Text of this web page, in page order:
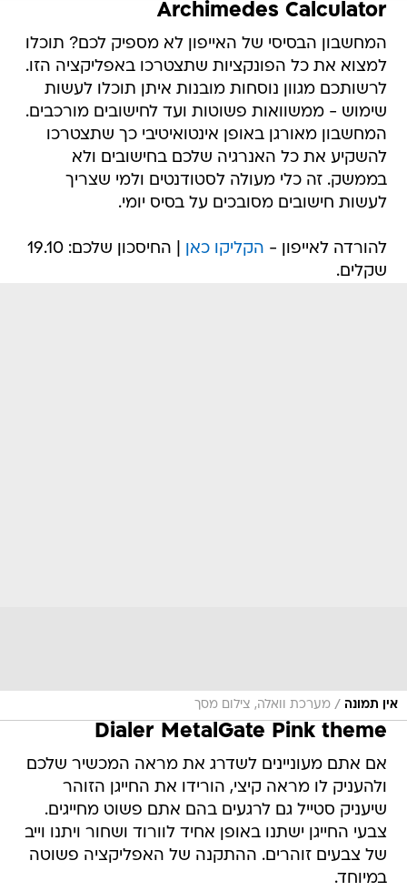
Archimedes Calculator
המחשבון הבסיסי של האייפון לא מספיק לכם? תוכלו
למצוא את כל הפונקציות שתצטרכו באפליקציה הזו.
לרשותכם מגוון נוסחות מובנות איתן תוכלו לעשות
שימוש - ממשוואות פשוטות ועד לחישובים מורכבים.
המחשבון מאורגן באופן אינטואיטיבי כך שתצטרכו
להשקיע את כל האנרגיה שלכם בחישובים ולא
בממשק. זה כלי מעולה לסטודנטים ולמי שצריך
לעשות חישובים מסובכים על בסיס יומי.
להורדה לאייפון - הקליקו כאן
| החיסכון שלכם: 19.10
שקלים.
אין תמונה / מערכת וואלה, צילום מסך
Dialer MetalGate Pink theme
אם אתם מעוניינים לשדרג את מראה המכשיר שלכם
ולהעניק לו מראה קיצי, הורידו את החייגן הזוהר
שיעניק סטייל גם לרגעים בהם אתם פשוט מחייגים.
צבעי החייגן ישתנו באופן אחיד לוורוד ושחור ויתנו וייב
של צבעים זוהרים. ההתקנה של האפליקציה פשוטה
במיוחד.